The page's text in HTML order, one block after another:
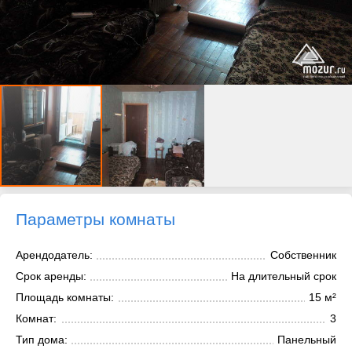
Параметры комнаты
Арендодатель:
Собственник
Срок аренды:
На длительный срок
Площадь комнаты:
15 м²
Комнат:
3
Тип дома:
Панельный